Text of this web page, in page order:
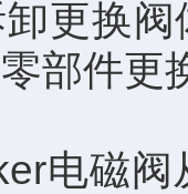
更换
部件更
磁阀